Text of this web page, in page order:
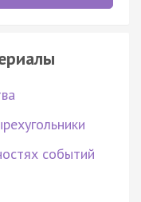
событий